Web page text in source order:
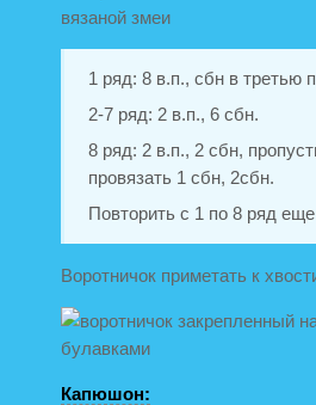
1 ряд: 8 в.п., сбн в третью
2-7 ряд: 2 в.п., 6 сбн.
8 ряд: 2 в.п., 2 сбн,
провязать 1 сбн, 2сбн.
Повторить с 1 по 8 ряд еще
Воротничок приметать к
Капюшон: